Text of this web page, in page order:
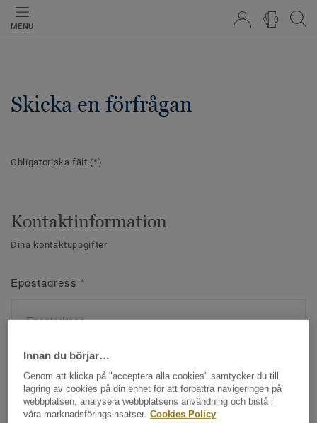
MENU
0
Skicka en förfrågan
Obligatoriska fält (*)
Kontaktinformation
Dina kontaktuppgifter
Epostadress *
Namn*
Innan du börjar…
Genom att klicka på "acceptera alla cookies" samtycker du till
lagring av cookies på din enhet för att förbättra navigeringen på
webbplatsen, analysera webbplatsens användning och bistå i
våra marknadsföringsinsatser. Cookies Policy